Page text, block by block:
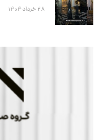
۲۸ خرداد ۱۴۰۴